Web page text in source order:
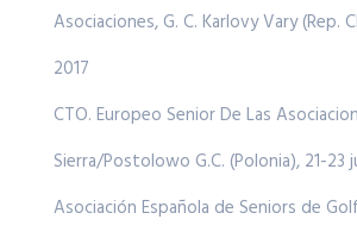
Asociaciones, G. C. Karlovy Vary (Rep.
2017
CTO. Europeo Senior De Las
Sierra/Postolowo G.C. (Polonia), 21-23
Asociación Española de Seniors de Golf